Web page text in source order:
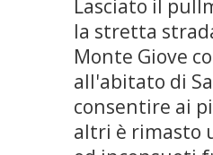
Lasciato il
la stretta
Monte Giove
all'abitato di
consentire ai
altri è rimasto